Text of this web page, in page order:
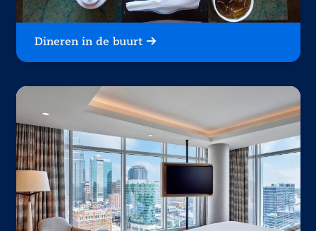
Dineren in de buurt